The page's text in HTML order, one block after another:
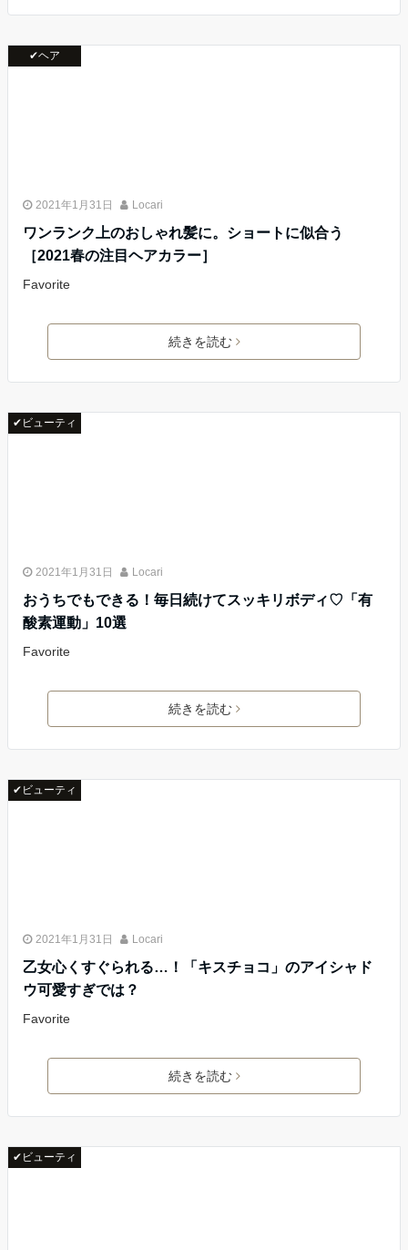
✔ヘア
2021年1月31日 Locari
ワンランク上のおしゃれ髪に。ショートに似合う
［2021春の注目ヘアカラー］
Favorite
続きを読む
✔ビューティ
2021年1月31日 Locari
おうちでもできる！毎日続けてスッキリボディ♡「有
酸素運動」10選
Favorite
続きを読む
✔ビューティ
2021年1月31日 Locari
乙女心くすぐられる…！「キスチョコ」のアイシャド
ウ可愛すぎでは？
Favorite
続きを読む
✔ビューティ